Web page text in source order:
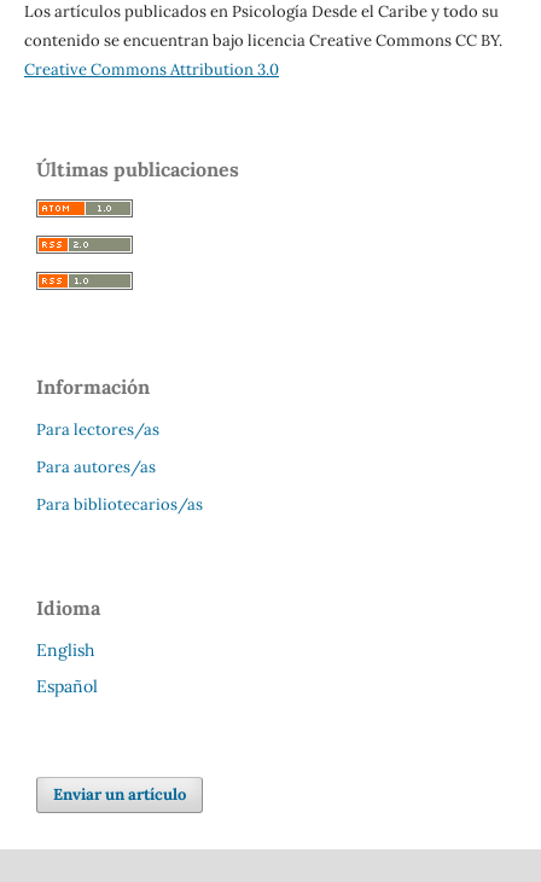
Los artículos publicados en Psicología Desde el Caribe y todo su
contenido se encuentran bajo licencia Creative Commons CC BY.
Creative Commons Attribution 3.0
Últimas publicaciones
Información
Para lectores/as
Para autores/as
Para bibliotecarios/as
Idioma
English
Español
Enviar un artículo